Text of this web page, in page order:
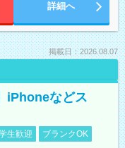
詳細へ
掲載日：2026.08.07
iPhoneなどス
生歓迎
ブランクOK